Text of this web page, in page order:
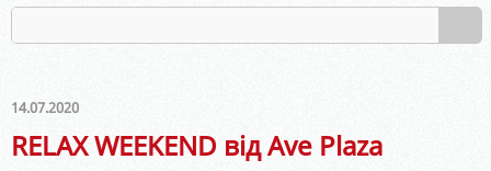
14.07.2020
RELAX WEEKEND від Ave Plaza